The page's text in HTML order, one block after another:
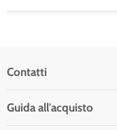
Contatti
Guida all'acquisto